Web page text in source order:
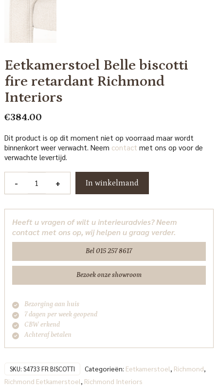
Eetkamerstoel Belle biscotti
fire retardant Richmond
Interiors
€384.00
Dit product is op dit moment niet op voorraad maar wordt
binnenkort weer verwacht. Neem contact met ons op voor de
verwachte levertijd.
-
fire
retardant
Richmond
aantal
+ In winkelmand
Heeft u vragen of wilt u interieuradvies? Neem
contact met ons op, wij helpen u graag verder.
Bel 015 257 8617
Bezoek onze showroom
Bezorging aan huis
7 dagen per week geopend
CBW erkend
Achteraf betalen
SKU: S4733 FR BISCOTTI Categorieën: Eetkamerstoel Richmond
Richmond Eetkamerstoel Richmond Interiors